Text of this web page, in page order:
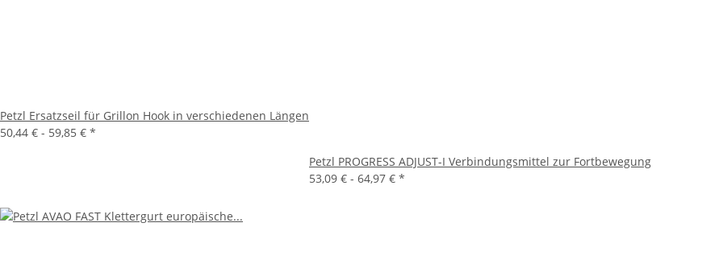
Petzl Ersatzseil für Grillon Hook in verschiedenen Längen
50,44 € - 59,85 € *
Petzl PROGRESS ADJUST-I Verbindungsmittel zur Fortbewegung
53,09 € - 64,97 € *